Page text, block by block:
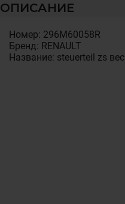
ОПИСАНИЕ
Номер: 296M60058R
Бренд: RENAULT
Название: steuerteil zs